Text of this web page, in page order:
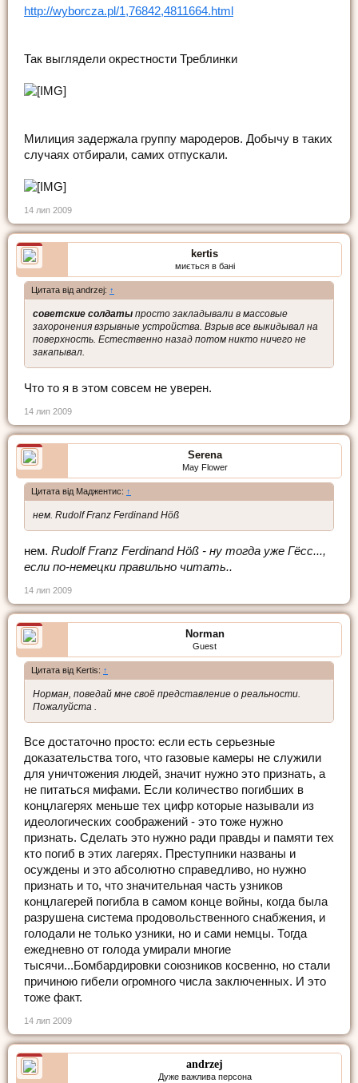
http://wyborcza.pl/1,76842,4811664.html
Так выглядели окрестности Треблинки
Милиция задержала группу мародеров. Добычу в таких
случаях отбирали, самих отпускали.
14 лип 2009
kertis
миється в бані
Цитата від andrzej: ↑
советские солдаты просто закладывали в массовые
захоронения взрывные устройства. Взрыв все выкидывал на
поверхность. Естественно назад потом никто ничего не
закапывал.
Что то я в этом совсем не уверен.
14 лип 2009
Serena
May Flower
Цитата від Маджентис: ↑
нем. Rudolf Franz Ferdinand Höß
нем. Rudolf Franz Ferdinand Höß - ну тогда уже Гёсс...,
если по-немецки правильно читать..
14 лип 2009
Norman
Guest
Цитата від Kertis: ↑
Норман, поведай мне своё представление о реальности.
Пожалуйста .
Все достаточно просто: если есть серьезные
доказательства того, что газовые камеры не служили
для уничтожения людей, значит нужно это признать, а
не питаться мифами. Если количество погибших в
концлагерях меньше тех цифр которые называли из
идеологических соображений - это тоже нужно
признать. Сделать это нужно ради правды и памяти тех
кто погиб в этих лагерях. Преступники названы и
осуждены и это абсолютно справедливо, но нужно
признать и то, что значительная часть узников
концлагерей погибла в самом конце войны, когда была
разрушена система продовольственного снабжения, и
голодали не только узники, но и сами немцы. Тогда
ежедневно от голода умирали многие
тысячи...Бомбардировки союзников косвенно, но стали
причиною гибели огромного числа заключенных. И это
тоже факт.
14 лип 2009
andrzej
Дуже важлива персона